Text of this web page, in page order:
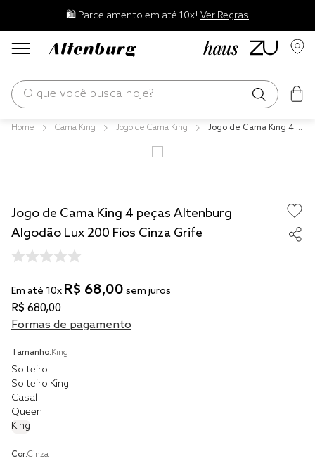
🛍️ Parcelamento em até 10x! Ver Regras
O que você busca hoje?
Cama King Jogo de Cama King
Jogo de Cama King 4 p
Jogo de Cama King 4 peças Altenburg
Algodão Lux 200 Fios Cinza Grife
Em até 10x R$ 68,00 sem juros
R$ 680,00
Formas de pagamento
Tamanho:King
Solteiro
Solteiro King
Casal
Queen
King
Cor:Cinza
fronha
jogos cama
travesseiro
solteiro king
tencel
cobertor
jogo cama casal